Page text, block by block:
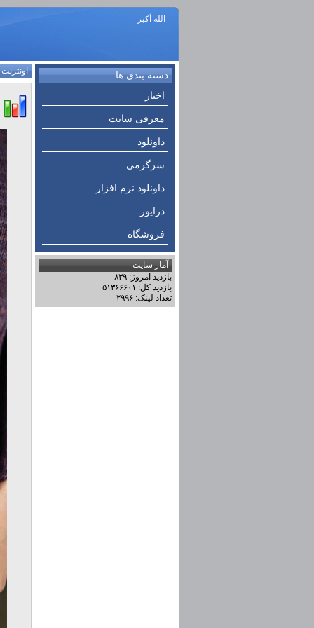
الله أكبر
دسته بندی ها
اخبار
معرفی سایت
داونلود
سرگرمی
داونلود نرم افزار
درایور
فروشگاه
آمار سایت
بازدید امروز: ۸۳۹
بازدید کل: ۵۱۳۶۶۶۰۱
تعداد لینک: ۲۹۹۶
اونترنت